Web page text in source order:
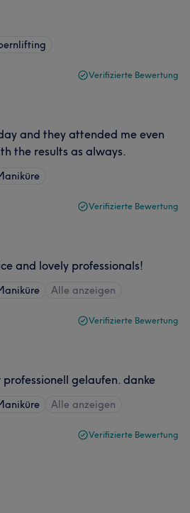
Verifizierte Bewertung
and they attended me even
the results as always.
Verifizierte Bewertung
and lovely professionals!
Alle anzeigen
Verifizierte Bewertung
gelaufen. danke
Alle anzeigen
Verifizierte Bewertung